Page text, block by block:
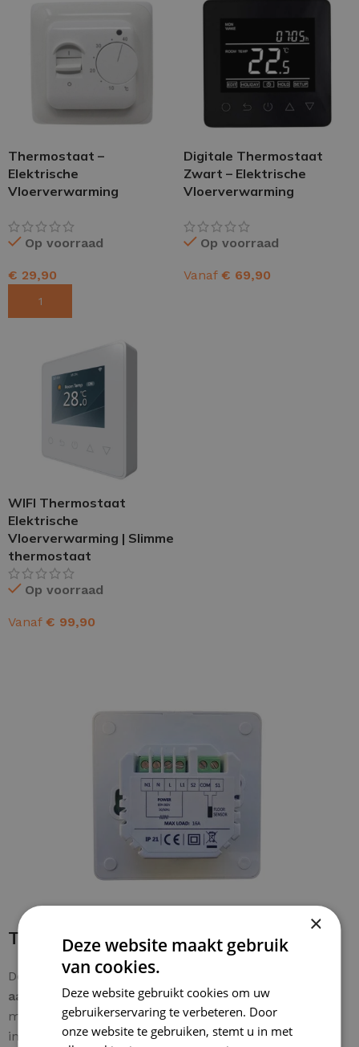
Thermostaat –
Elektrische
Vloerverwarming
Op voorraad
€ 29,90
Digitale Thermostaat
Zwart – Elektrische
Vloerverwarming
Op voorraad
Vanaf € 69,90
WIFI Thermostaat
Elektrische
Vloerverwarming | Slimme
thermostaat
Op voorraad
Vanaf € 99,90
Thermostaat bedraden
De bedrading is zonder problemen aan te sluiten. De
aardkabel van de matwordt rechtstreeks verbonden
met de
aarde van de woningvoor een veilige
installatie. Eenstap-voor-stap gidswordt
×
Deze website maakt gebruik
van cookies.
Deze website gebruikt cookies om uw
gebruikerservaring te verbeteren. Door
onze website te gebruiken, stemt u in met